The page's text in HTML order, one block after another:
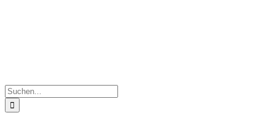
Suche
nach: